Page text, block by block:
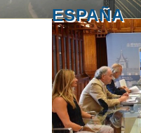
ESPAÑA